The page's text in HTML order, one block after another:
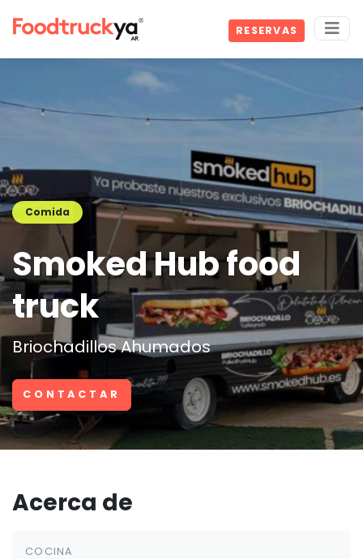
RESERVAS
Comida
Smoked Hub food
truck
Briochadillos Ahumados
CONTACTAR
Acerca de
COCINA